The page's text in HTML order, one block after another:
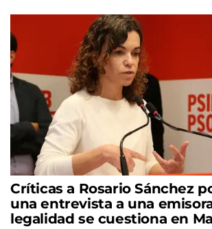
Críticas a Rosario Sánchez
una entrevista a una
legalidad se cuestiona en